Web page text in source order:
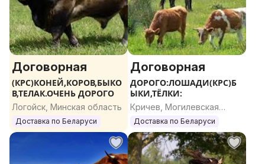
Договорная
(КРС)КОНЕЙ,КОРОВ,БЫКО
В,ТЕЛАК.ОЧЕНЬ ДОРОГО
Логойск, Минская область
Доставка по Беларуси
Договорная
ДОРОГО:ЛОШАДИ(КРС)Б
ЫКИ,ТЁЛКИ:
Кричев, Могилевская
область
Доставка по Беларуси